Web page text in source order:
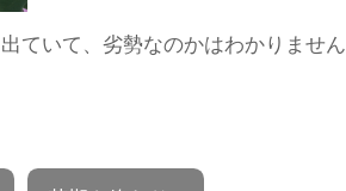
ていて、劣勢なのかはわかりません